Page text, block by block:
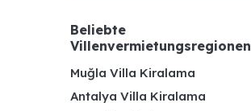
Beliebte
Villenvermietungsregionen
Muğla Villa Kiralama
Antalya Villa Kiralama